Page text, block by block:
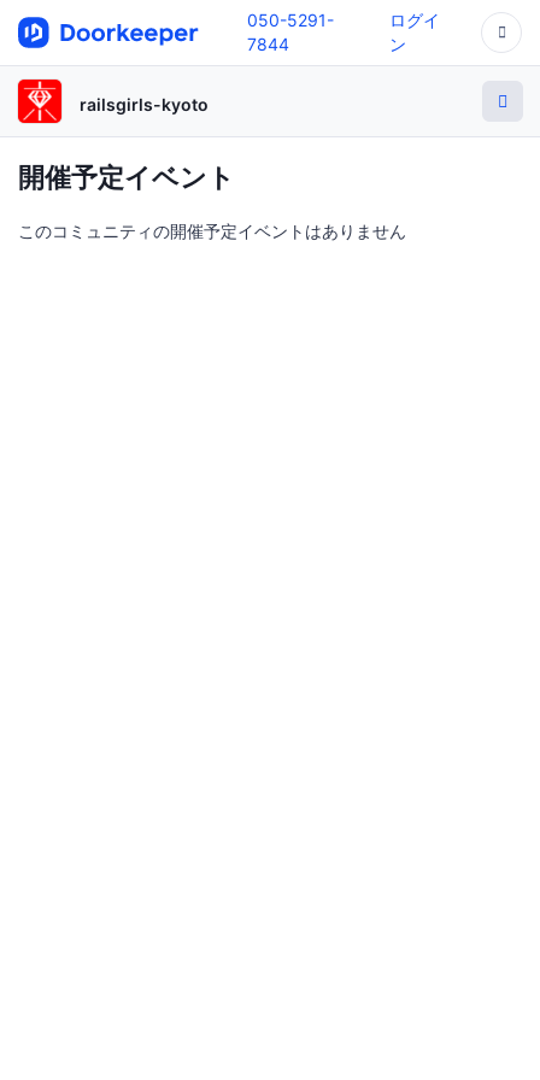
050-5291-
7844
ログイ
ン
railsgirls-kyoto
開催予定イベント
このコミュニティの開催予定イベントはありません